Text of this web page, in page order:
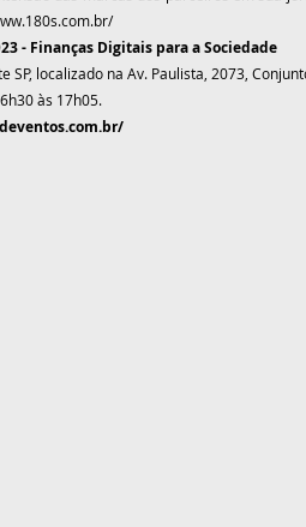
- Finanças Digitais para a Sociedade
SP, localizado na Av. Paulista, 2073,
às 17h05.